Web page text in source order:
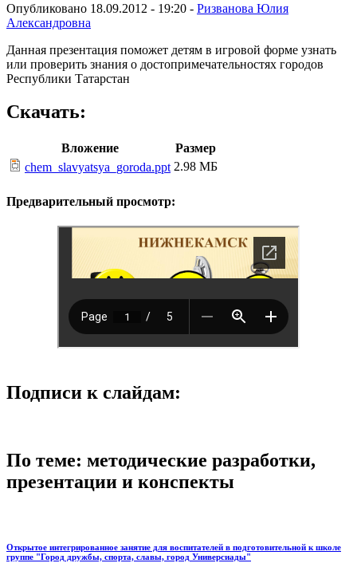
Опубликовано 18.09.2012 - 19:20 - Ризванова Юлия
Александровна
Данная презентация поможет детям в игровой форме узнать
или проверить знания о достопримечательностях городов
Республики Татарстан
Скачать:
Вложение
Размер
chem_slavyatsya_goroda.ppt 2.98 МБ
Предварительный просмотр:
Подписи к слайдам:
По теме: методические разработки,
презентации и конспекты
Открытое интегрированное занятие для воспитателей в подготовительной к школе
группе "Город дружбы, спорта, славы, город Универсиады"